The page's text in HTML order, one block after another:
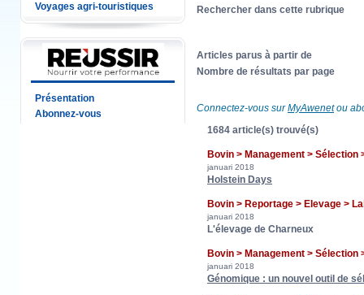
Voyages agri-touristiques
Présentation
Abonnez-vous
Rechercher dans cette rubrique
Articles parus à partir de
Nombre de résultats par page
Connectez-vous surMyAwenetou
1684 article(s) trouvé(s)
Bovin > Management > Sélection
januari 2018
Holstein Days
Bovin > Reportage > Elevage >
januari 2018
L'élevage de Charneux
Bovin > Management > Sélection
januari 2018
Génomique : un nouvel outil de